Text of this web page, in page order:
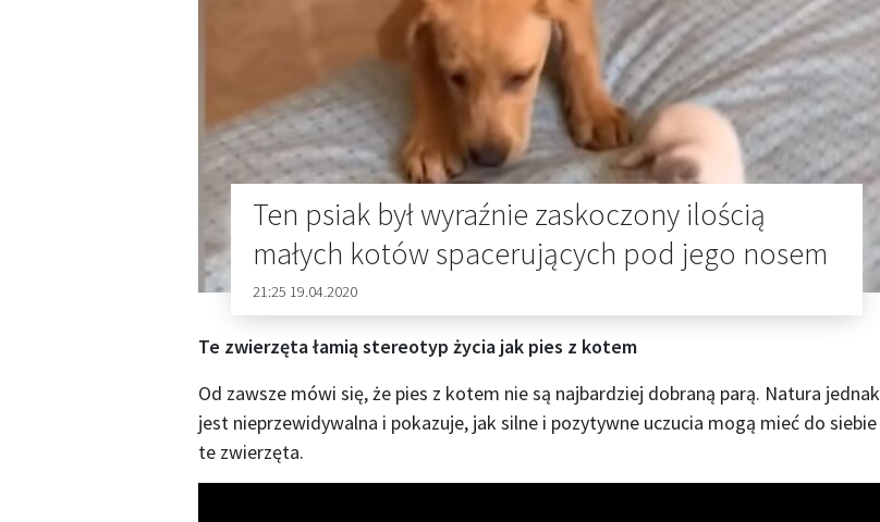
Ten psiak był wyraźnie zaskoczony ilością
małych kotów spacerujących pod jego nosem
21:25 19.04.2020
Te zwierzęta łamią stereotyp życia jak pies z kotem
Od zawsze mówi się, że pies z kotem nie są najbardziej dobraną parą. Natura jednak
jest nieprzewidywalna i pokazuje, jak silne i pozytywne uczucia mogą mieć do siebie
te zwierzęta.